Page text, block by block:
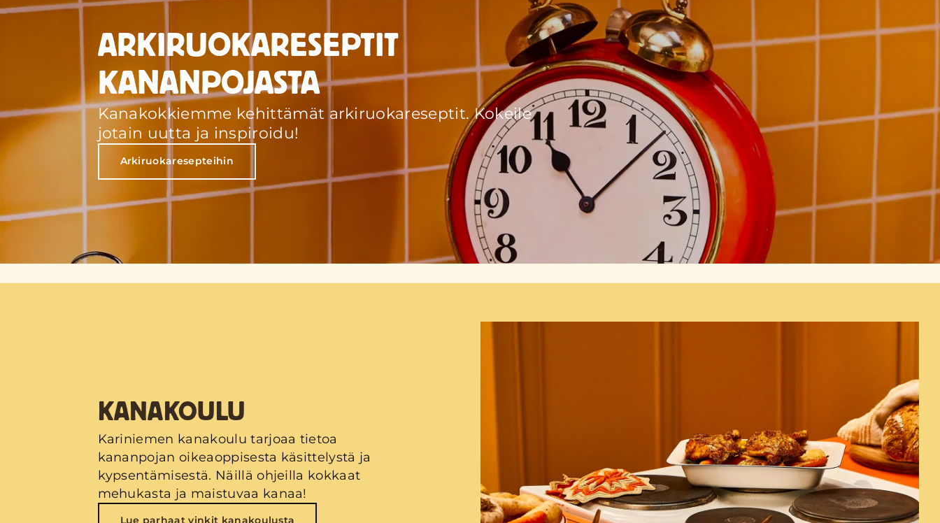
ARKIRUOKARESEPTIT
KANANPOJASTA
Kanakokkiemme kehittämät arkiruokareseptit. Kokeile
jotain uutta ja inspiroidu!
Arkiruokaresepteihin
KANAKOULU
Kariniemen kanakoulu tarjoaa tietoa
kananpojan oikeaoppisesta käsittelystä ja
kypsentämisestä. Näillä ohjeilla kokkaat
mehukasta ja maistuvaa kanaa!
Lue parhaat vinkit kanakoulusta